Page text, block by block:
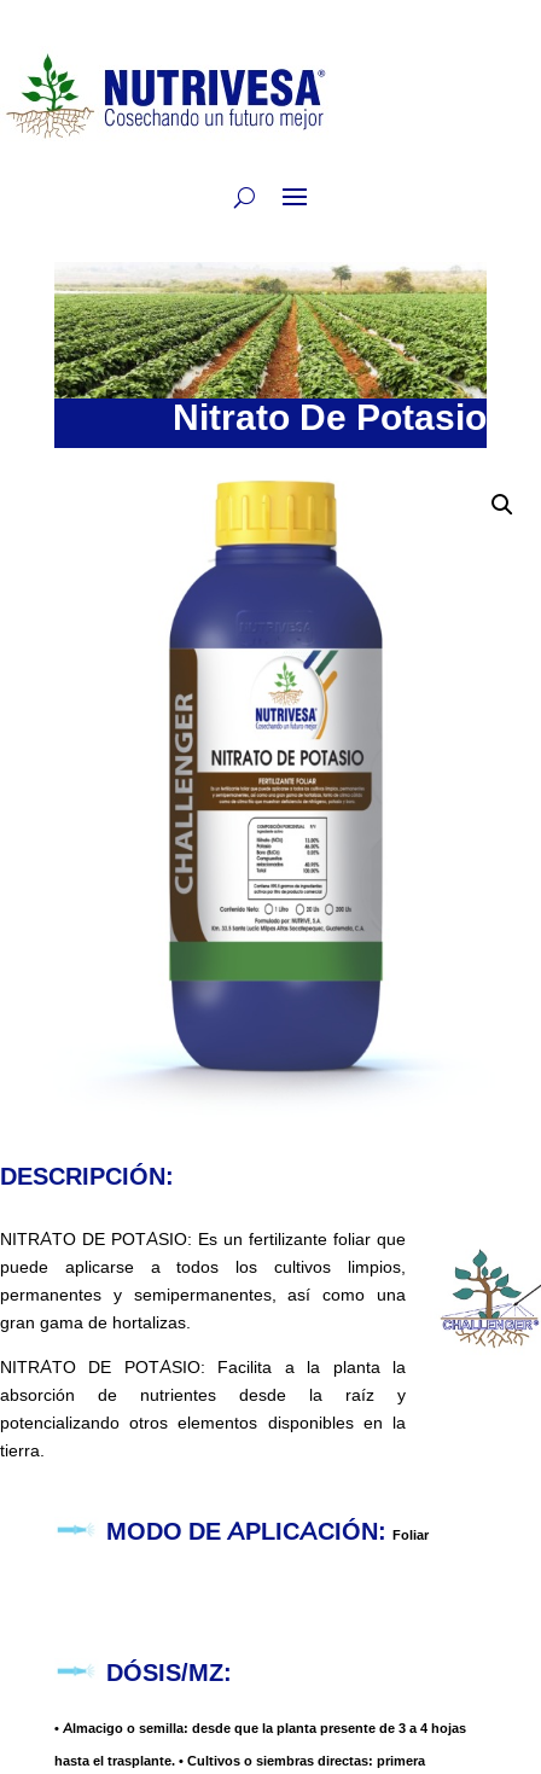
Nitrato De Potasio
DESCRIPCIÓN:
NITRATO DE POTASIO: Es un fertilizante foliar que
puede aplicarse a todos los cultivos limpios,
permanentes y semipermanentes, así como una
gran gama de hortalizas.
NITRATO DE POTASIO: Facilita a la planta la
absorción de nutrientes desde la raíz y
potencializando otros elementos disponibles en la
tierra.
MODO DE APLICACIÓN: Foliar
DÓSIS/MZ:
• Almacigo o semilla: desde que la planta presente de 3 a 4 hojas
hasta el trasplante. • Cultivos o siembras directas: primera